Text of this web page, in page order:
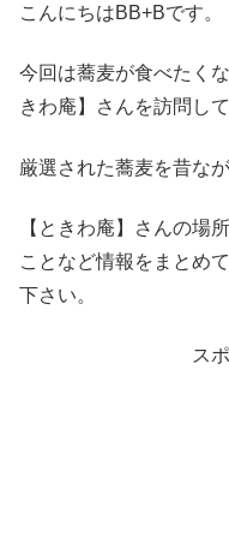
こんにちはBB+Bです。
今回は蕎麦が食べたく
きわ庵】さんを訪問し
厳選された蕎麦を昔な
【ときわ庵】さんの場
ことなど情報をまとめ
下さい。
ス